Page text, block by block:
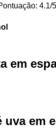
4.1/5
em
uva em